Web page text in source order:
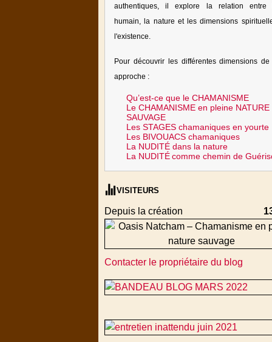
authentiques, il explore la relation entre
humain, la nature et les dimensions
l'existence.
Pour découvrir les différentes dimensions de
approche :
Qu’est-ce que le CHAMANISME
Le CHAMANISME en pleine NATURE
SAUVAGE
Les STAGES chamaniques en yourte
Les BIVOUACS chamaniques
La NUDITÉ dans la nature
La NUDITÉcomme chemin de
VISITEURS
Depuis la création
Contacter le propriétaire du blog